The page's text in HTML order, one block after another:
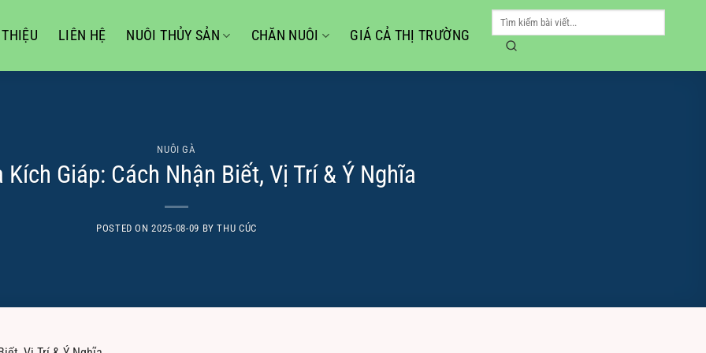
LIÊN HỆ NUÔI THỦY SẢN CHĂN NUÔI GIÁ CẢ THỊ TRƯỜNG
NUÔI GÀ
Kích Giáp: Cách Nhận Biết, Vị Trí & Ý Nghĩa
POSTED ON2025-08-09 BYTHU CÚC